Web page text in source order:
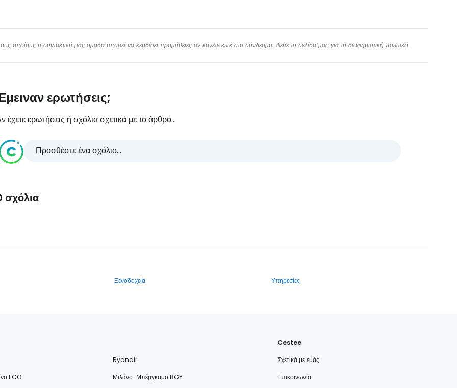
οποίους η συντακτική μας ομάδα μπορεί να κερδίσει προμήθειες αν κάνετε κλικ στο σύνδεσμο. Δείτε τη σελίδα μας για τη διαφημιστική πολιτική.
ερωτήσεις;
έχετε ερωτήσεις ή σχόλια σχετικά με το άρθρο...
Προσθέστε ένα σχόλιο...
σχόλια
Ξενοδοχεία Υπηρεσίες
Ryanair
FCO Μιλάνο-Μπέργκαμο BGY
Cestee
Σχετικά με εμάς
Επικοινωνία